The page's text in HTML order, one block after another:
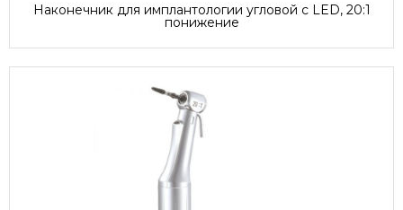
Наконечник для имплантологии угловой с LED, 20:1
понижение